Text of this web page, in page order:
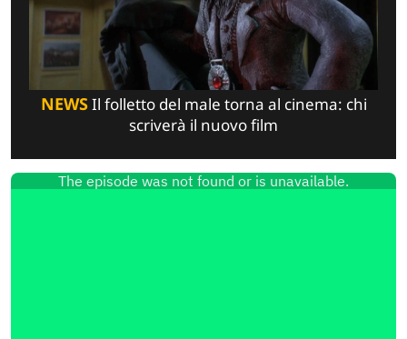
NEWSIl folletto del male torna al cinema: chi
scriverà il nuovo film